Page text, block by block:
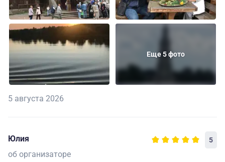
Еще 5 фото
5 августа 2026
Юлия 5
об организаторе